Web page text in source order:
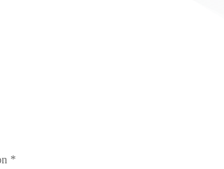
*